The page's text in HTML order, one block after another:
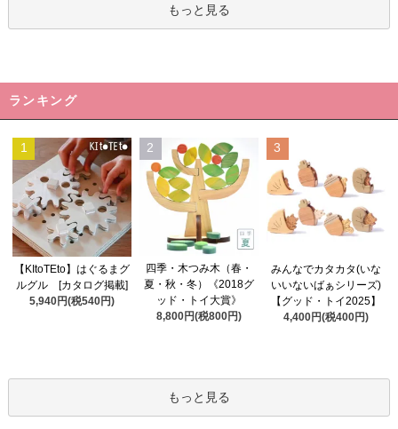
もっと見る
ランキング
1
【KItoTEto】はぐるまグ
ルグル [カタログ掲載]
5,940円(税540円)
2
四季・木つみ木（春・
夏・秋・冬）《2018グ
ッド・トイ大賞》
8,800円(税800円)
3
みんなでカタカタ(いな
いいないばぁシリーズ)
【グッド・トイ2025】
4,400円(税400円)
もっと見る